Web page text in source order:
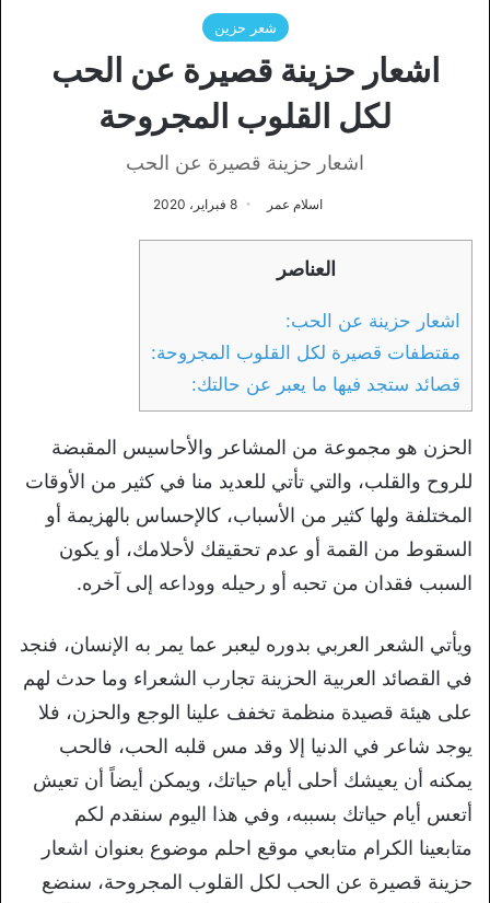
شعر حزين
اشعار حزينة قصيرة عن الحب
لكل القلوب المجروحة
اشعار حزينة قصيرة عن الحب
اسلام عمر 8 فبراير، 2020
العناصر
اشعار حزينة عن الحب:
مقتطفات قصيرة لكل القلوب المجروحة:
قصائد ستجد فيها ما يعبر عن حالتك:
الحزن هو مجموعة من المشاعر والأحاسيس المقبضة
للروح والقلب، والتي تأتي للعديد منا في كثير من الأوقات
المختلفة ولها كثير من الأسباب، كالإحساس بالهزيمة أو
السقوط من القمة أو عدم تحقيقك لأحلامك، أو يكون
السبب فقدان من تحبه أو رحيله ووداعه إلى آخره.
ويأتي الشعر العربي بدوره ليعبر عما يمر به الإنسان، فنجد
في القصائد العربية الحزينة تجارب الشعراء وما حدث لهم
على هيئة قصيدة منظمة تخفف علينا الوجع والحزن، فلا
يوجد شاعر في الدنيا إلا وقد مس قلبه الحب، فالحب
يمكنه أن يعيشك أحلى أيام حياتك، ويمكن أيضاً أن تعيش
أتعس أيام حياتك بسببه، وفي هذا اليوم سنقدم لكم
متابعينا الكرام متابعي موقع احلم موضوع بعنوان اشعار
حزينة قصيرة عن الحب لكل القلوب المجروحة، سنضع